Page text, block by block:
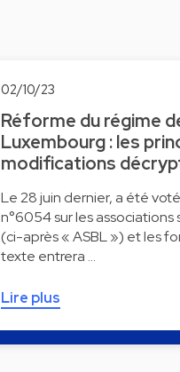
02/10/23
Réforme du régime
Luxembourg : les
modifications
Le 28 juin dernier, a été
n°6054 sur les associations
(ci-après « ASBL ») et les
texte entrera …
Lire plus